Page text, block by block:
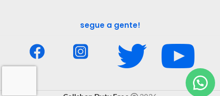
segue a gente!